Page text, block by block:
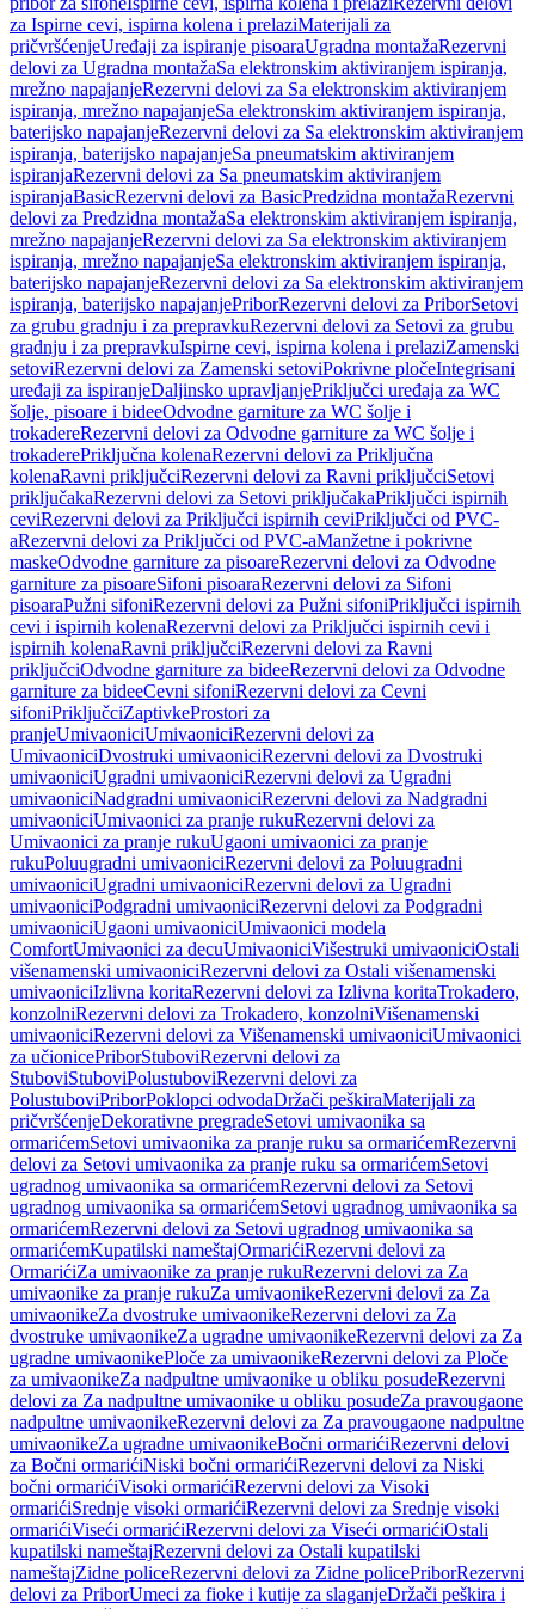
za Ispirne cevi, ispirna kolena i prelaziMaterijali za
pričvršćenjeUređaji za ispiranje pisoaraUgradna montažaRezervni
delovi za Ugradna montažaSa elektronskim aktiviranjem ispiranja,
mrežno napajanjeRezervni delovi za Sa elektronskim aktiviranjem
ispiranja, mrežno napajanjeSa elektronskim aktiviranjem ispiranja,
baterijsko napajanjeRezervni delovi za Sa elektronskim aktiviranjem
ispiranja, baterijsko napajanjeSa pneumatskim aktiviranjem
ispiranjaRezervni delovi za Sa pneumatskim aktiviranjem
ispiranjaBasicRezervni delovi za BasicPredzidna montažaRezervni
delovi za Predzidna montažaSa elektronskim aktiviranjem ispiranja,
mrežno napajanjeRezervni delovi za Sa elektronskim aktiviranjem
ispiranja, mrežno napajanjeSa elektronskim aktiviranjem ispiranja,
baterijsko napajanjeRezervni delovi za Sa elektronskim aktiviranjem
ispiranja, baterijsko napajanjePriborRezervni delovi za PriborSetovi
za grubu gradnju i za prepravkuRezervni delovi za Setovi za grubu
gradnju i za prepravkuIspirne cevi, ispirna kolena i prelaziZamenski
setoviRezervni delovi za Zamenski setoviPokrivne pločeIntegrisani
uređaji za ispiranjeDaljinsko upravljanjePriključci uređaja za WC
šolje, pisoare i bideeOdvodne garniture za WC šolje i
trokadereRezervni delovi za Odvodne garniture za WC šolje i
trokaderePriključna kolenaRezervni delovi za Priključna
kolenaRavni priključciRezervni delovi za Ravni priključciSetovi
priključakaRezervni delovi za Setovi priključakaPriključci ispirnih
ceviRezervni delovi za Priključci ispirnih ceviPriključci od PVC-
aRezervni delovi za Priključci od PVC-aManžetne i pokrivne
maskeOdvodne garniture za pisoareRezervni delovi za Odvodne
garniture za pisoareSifoni pisoaraRezervni delovi za Sifoni
pisoaraPužni sifoniRezervni delovi za Pužni sifoniPriključci ispirnih
cevi i ispirnih kolenaRezervni delovi za Priključci ispirnih cevi i
ispirnih kolenaRavni priključciRezervni delovi za Ravni
priključciOdvodne garniture za bideeRezervni delovi za Odvodne
garniture za bideeCevni sifoniRezervni delovi za Cevni
sifoniPriključciZaptivkeProstori za
pranjeUmivaoniciUmivaoniciRezervni delovi za
UmivaoniciDvostruki umivaoniciRezervni delovi za Dvostruki
umivaoniciUgradni umivaoniciRezervni delovi za Ugradni
umivaoniciNadgradni umivaoniciRezervni delovi za Nadgradni
umivaoniciUmivaonici za pranje rukuRezervni delovi za
Umivaonici za pranje rukuUgaoni umivaonici za pranje
rukuPoluugradni umivaoniciRezervni delovi za Poluugradni
umivaoniciUgradni umivaoniciRezervni delovi za Ugradni
umivaoniciPodgradni umivaoniciRezervni delovi za Podgradni
umivaoniciUgaoni umivaoniciUmivaonici modela
ComfortUmivaonici za decuUmivaoniciVišestruki umivaoniciOstali
višenamenski umivaoniciRezervni delovi za Ostali višenamenski
umivaoniciIzlivna koritaRezervni delovi za Izlivna koritaTrokadero,
konzolniRezervni delovi za Trokadero, konzolniVišenamenski
umivaoniciRezervni delovi za Višenamenski umivaoniciUmivaonici
za učionicePriborStuboviRezervni delovi za
StuboviStuboviPolustuboviRezervni delovi za
PolustuboviPriborPoklopci odvodaDržači peškiraMaterijali za
pričvršćenjeDekorativne pregradeSetovi umivaonika sa
ormarićemSetovi umivaonika za pranje ruku sa ormarićemRezervni
delovi za Setovi umivaonika za pranje ruku sa ormarićemSetovi
ugradnog umivaonika sa ormarićemRezervni delovi za Setovi
ugradnog umivaonika sa ormarićemSetovi ugradnog umivaonika sa
ormarićemRezervni delovi za Setovi ugradnog umivaonika sa
ormarićemKupatilski nameštajOrmarićiRezervni delovi za
OrmarićiZa umivaonike za pranje rukuRezervni delovi za Za
umivaonike za pranje rukuZa umivaonikeRezervni delovi za Za
umivaonikeZa dvostruke umivaonikeRezervni delovi za Za
dvostruke umivaonikeZa ugradne umivaonikeRezervni delovi za Za
ugradne umivaonikePloče za umivaonikeRezervni delovi za Ploče
za umivaonikeZa nadpultne umivaonike u obliku posudeRezervni
delovi za Za nadpultne umivaonike u obliku posudeZa pravougaone
nadpultne umivaonikeRezervni delovi za Za pravougaone nadpultne
umivaonikeZa ugradne umivaonikeBočni ormarićiRezervni delovi
za Bočni ormarićiNiski bočni ormarićiRezervni delovi za Niski
bočni ormarićiVisoki ormarićiRezervni delovi za Visoki
ormarićiSrednje visoki ormarićiRezervni delovi za Srednje visoki
ormarićiViseći ormarićiRezervni delovi za Viseći ormarićiOstali
kupatilski nameštajRezervni delovi za Ostali kupatilski
nameštajZidne policeRezervni delovi za Zidne policePriborRezervni
delovi za PriborUmeci za fioke i kutije za slaganjeDržači peškira i